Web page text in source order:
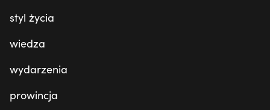
styl życia
wiedza
wydarzenia
prowincja